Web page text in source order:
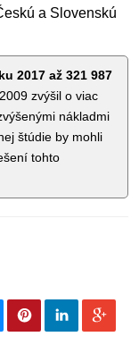
a Slovenskú
2017 až 321 987
zvýšil o viac
nákladmi
štúdie by mohli
tohto